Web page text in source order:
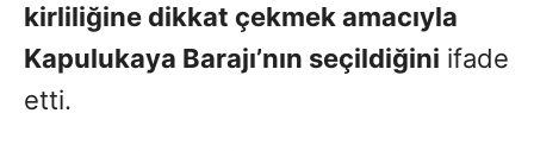
kirliliğine dikkat çekmek amacıyla
Kapulukaya Barajı’nın seçildiğini ifade
etti.